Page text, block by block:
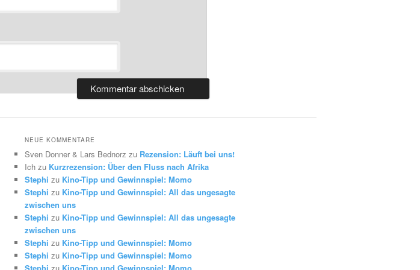
NEUE KOMMENTARE
Sven Donner & Lars Bednorz zu Rezension: Läuft bei uns!
Ich zu Kurzrezension: Über den Fluss nach Afrika
Stephi zu Kino-Tipp und Gewinnspiel: Momo
Stephi zu Kino-Tipp und Gewinnspiel: All das ungesagte
zwischen uns
Stephi zu Kino-Tipp und Gewinnspiel: All das ungesagte
zwischen uns
Stephi zu Kino-Tipp und Gewinnspiel: Momo
Stephi zu Kino-Tipp und Gewinnspiel: Momo